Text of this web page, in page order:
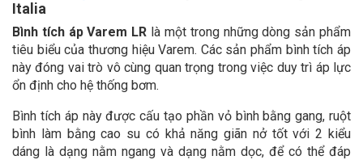
Italia
Bình tích áp Varem LR là một trong những dòng sản phẩm
tiêu biểu của thương hiệu Varem. Các sản phẩm bình tích áp
này đóng vai trò vô cùng quan trọng trong việc duy trì áp lực
ổn định cho hệ thống bơm.
Bình tích áp này được cấu tạo phần vỏ bình bằng gang, ruột
bình làm bằng cao su có khả năng giãn nở tốt với 2 kiểu
dáng là dạng nằm ngang và dạng nằm dọc, để có thể đáp